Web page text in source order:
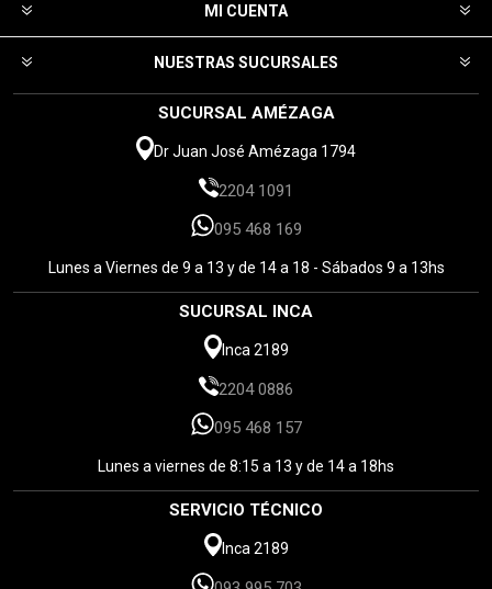
MI CUENTA
NUESTRAS SUCURSALES
SUCURSAL AMÉZAGA
Dr Juan José Amézaga 1794
2204 1091
095 468 169
Lunes a Viernes de 9 a 13 y de 14 a 18 - Sábados 9 a 13hs
SUCURSAL INCA
Inca 2189
2204 0886
095 468 157
Lunes a viernes de 8:15 a 13 y de 14 a 18hs
SERVICIO TÉCNICO
Inca 2189